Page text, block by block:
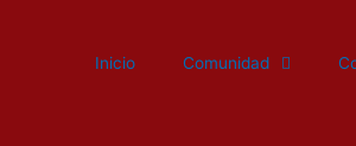
Inicio Comunidad